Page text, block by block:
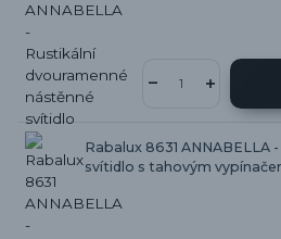
Rabalux 8631 ANNABELLA
svítidlo s tahovým